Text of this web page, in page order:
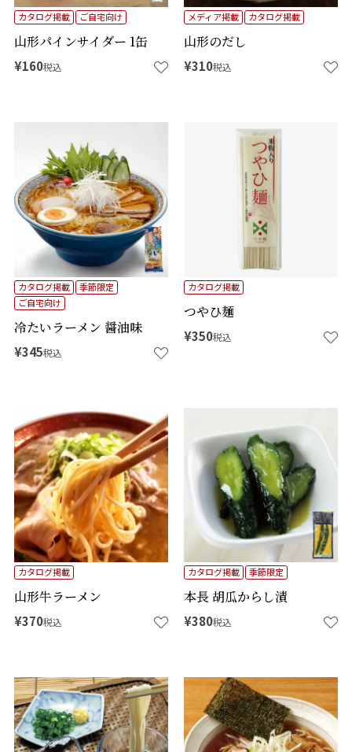
山形パインサイダー 1缶
カタログ掲載 ご自宅向け
¥160税込
山形のだし
メディア掲載 カタログ掲載
¥310税込
冷たいラーメン 醤油味
カタログ掲載
季節限定
ご自宅向け
¥345税込
つやひ麺
カタログ掲載
¥350税込
山形牛ラーメン
カタログ掲載
¥370税込
本長 胡瓜からし漬
カタログ掲載 季節限定
¥380税込